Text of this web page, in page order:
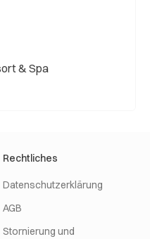
& Spa
Rechtliches
Datenschutzerklärung
AGB
Stornierung und